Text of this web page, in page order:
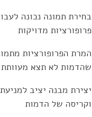
בחירת תמונה נכונה
פרופורציות מדויקות
כדי שתוכלי להוציא את
בצורה פשוטה ומדוייקת
בתמונה.
המרת הפרופורציות
שהדמות לא תצא מעוותת
איך הופכים את התמונה
לפסל תלת מימדי כך
יצירת מבנה יציב
וקריסה של הדמות